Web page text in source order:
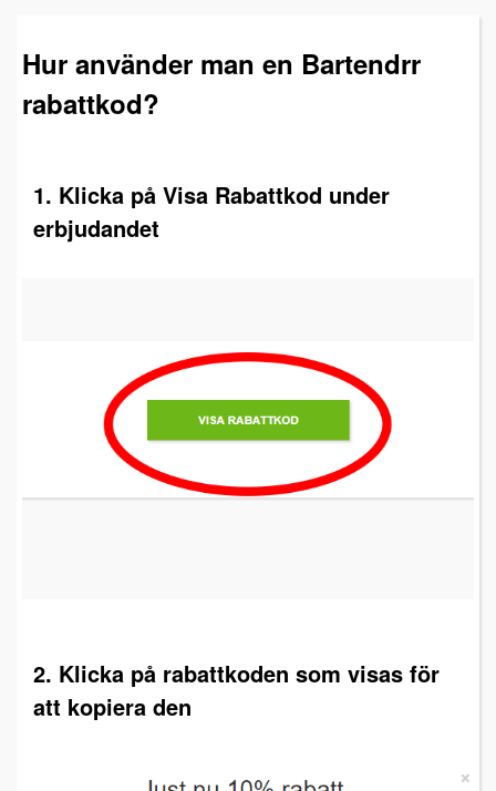
Hur använder man en Bartendrr
rabattkod?
1. Klicka på Visa Rabattkod under
erbjudandet
2. Klicka på rabattkoden som visas för
att kopiera den